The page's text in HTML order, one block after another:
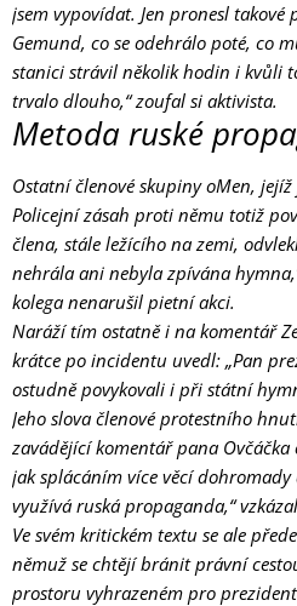
jsem vypovídat. Jen pronesl takové
Gemund, co se odehrálo poté, co
stanici strávil několik hodin i kvůli
trvalo dlouho,“ zoufal si aktivista.
Metoda ruské
Ostatní členové skupiny oMen,
Policejní zásah proti němu totiž
člena, stále ležícího na zemi,
nehrála ani nebyla zpívána
kolega nenarušil pietní akci.
Naráží tím ostatně i na komentář
krátce po incidentu uvedl: „Pan
ostudně povykovali i při státní
Jeho slova členové protestního
zavádějící komentář pana
jak splácáním více věcí
využívá ruská propaganda,“
Ve svém kritickém textu se ale
němuž se chtějí bránit právní
prostoru vyhrazeném pro